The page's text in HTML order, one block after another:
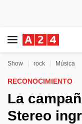
Show rock Música
RECONOCIMIENTO
La
Stereo